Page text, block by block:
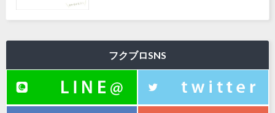
フクブロSNS